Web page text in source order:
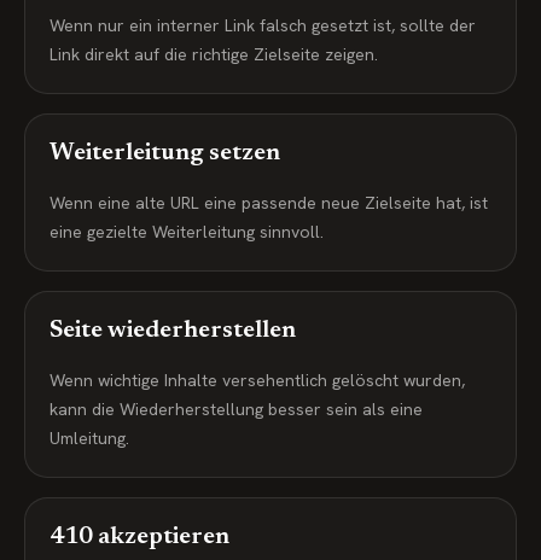
Wenn nur ein interner Link falsch gesetzt ist, sollte der
Link direkt auf die richtige Zielseite zeigen.
Weiterleitung setzen
Wenn eine alte URL eine passende neue Zielseite hat, ist
eine gezielte Weiterleitung sinnvoll.
Seite wiederherstellen
Wenn wichtige Inhalte versehentlich gelöscht wurden,
kann die Wiederherstellung besser sein als eine
Umleitung.
410 akzeptieren